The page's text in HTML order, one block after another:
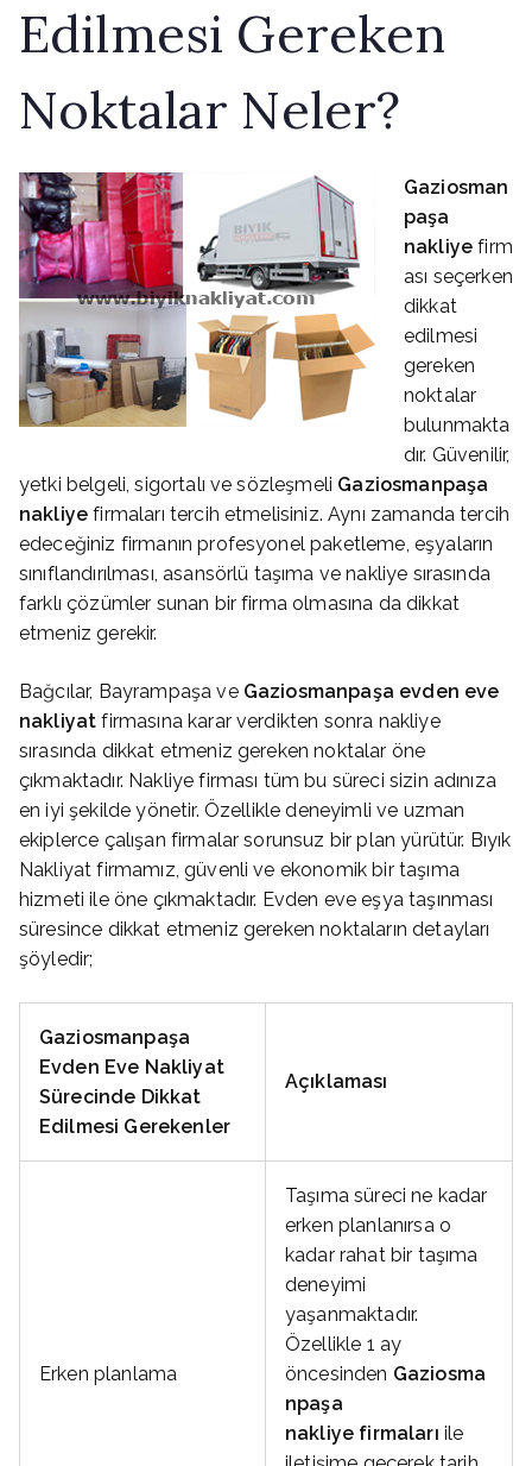
Edilmesi Gereken
Noktalar Neler?
Gaziosman
paşa
nakliyefirm
ası seçerken
dikkat
edilmesi
gereken
noktalar
bulunmakta
dır. Güvenilir,
yetki belgeli, sigortalı ve sözleşmeli Gaziosmanpaşa
nakliye firmaları tercih etmelisiniz. Aynı zamanda tercih
edeceğiniz firmanın profesyonel paketleme, eşyaların
sınıflandırılması, asansörlü taşıma ve nakliye sırasında
farklı çözümler sunan bir firma olmasına da dikkat
etmeniz gerekir.
Bağcılar, Bayrampaşa ve Gaziosmanpaşa evden eve
nakliyatfirmasına karar verdikten sonra nakliye
sırasında dikkat etmeniz gereken noktalar öne
çıkmaktadır. Nakliye firması tüm bu süreci sizin adınıza
en iyi şekilde yönetir. Özellikle deneyimli ve uzman
ekiplerce çalışan firmalar sorunsuz bir plan yürütür. Bıyık
Nakliyat firmamız, güvenli ve ekonomik bir taşıma
hizmeti ile öne çıkmaktadır. Evden eve eşya taşınması
süresince dikkat etmeniz gereken noktaların detayları
şöyledir;
Gaziosmanpaşa
Evden Eve Nakliyat
Sürecinde Dikkat
Edilmesi Gerekenler
Açıklaması
Erken planlama
Taşıma süreci ne kadar
erken planlanırsa o
kadar rahat bir taşıma
deneyimi
yaşanmaktadır.
Özellikle 1 ay
öncesinden Gaziosma
npaşa
nakliye firmaları ile